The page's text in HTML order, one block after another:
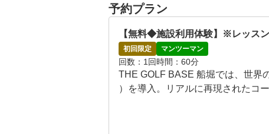
次にコースに出る日が待ち遠しくてワク
そんな充実感をここに来て体感しません
◇FEATURE◇
～広々として洗練された快適空間～
ゴルフで気温や天候、混雑状況も気に
予約プラン
【無料◆施設利用体験】※レッス
初回限定 マンツーマン
回数 1回時間 60分
THE GOLF BASE 船堀では、世界
）を導入。リアルに再現されたコ